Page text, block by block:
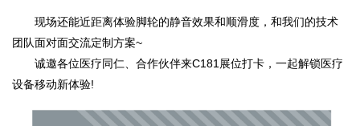
现场还能近距离体验脚轮的静音效果和顺滑度，和我们的技术
团队面对面交流定制方案~
诚邀各位医疗同仁、合作伙伴来C181展位打卡，一起解锁医疗
设备移动新体验!